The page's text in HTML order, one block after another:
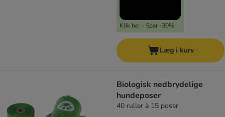
Klik her - Spar -30%
Læg i kurv
Biologisk nedbrydelige
hundeposer
40 ruller à 15 poser